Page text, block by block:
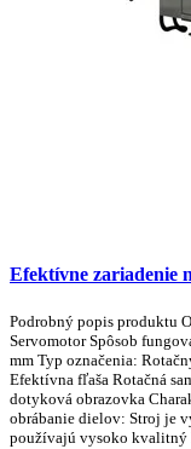
Efektívne zariadenie
Podrobný popis produktu
Servomotor Spôsob
mm Typ označenia:
Efektívna fľaša Rotačná
dotyková obrazovka
obrábanie dielov: Stroj je
používajú vysoko kvalitný